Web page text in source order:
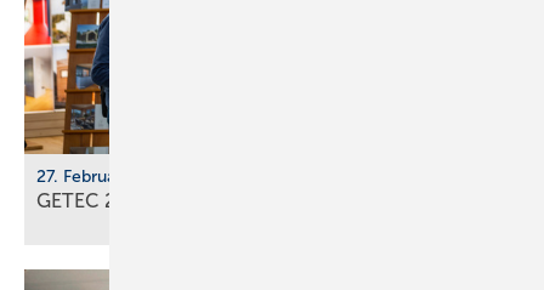
27. Februar - 1. März 2026, Messe Freiburg
GETEC 2026: En­er­gie­wen­de im